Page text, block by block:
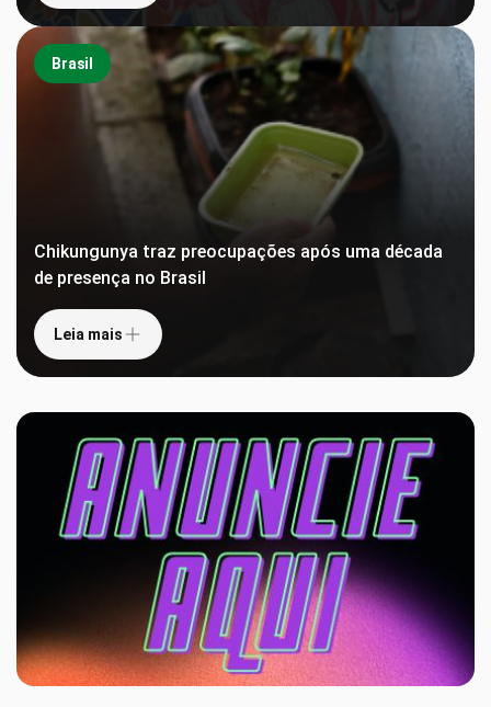
Brasil
Chikungunya traz preocupações após uma década
de presença no Brasil
Leia mais